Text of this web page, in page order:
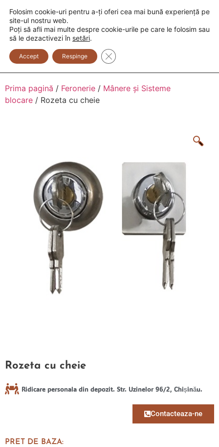
+373 600 888 33 +373 600 888 44
0
Prima pagină / Feronerie / Mânere și Sisteme
blocare / Rozeta cu cheie
Rozeta cu cheie
Ridicare personala din depozit. Str. Uzinelor 96/2, Chișinău.
Contacteaza-ne
PRET DE BAZA:
Folosim cookie-uri pentru a-ți oferi cea mai bună experiență pe
site-ul nostru web.
Poți să afli mai multe despre cookie-urile pe care le folosim sau
să le dezactivezi în setări.
Accept Respinge Close GDPR Cookie Banner